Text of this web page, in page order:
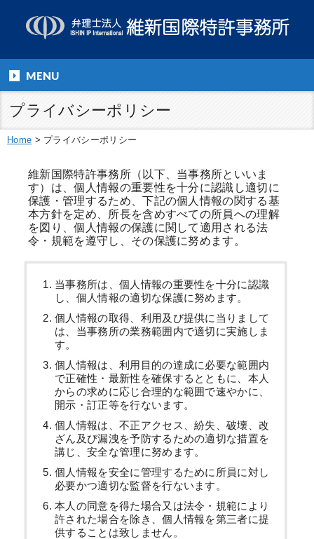
MENU
プライバシーポリシー
Home > プライバシーポリシー
維新国際特許事務所（以下、当事務所といいま
す）は、個人情報の重要性を十分に認識し適切に
保護・管理するため、下記の個人情報の関する基
本方針を定め、所長を含めすべての所員への理解
を図り、個人情報の保護に関して適用される法
令・規範を遵守し、その保護に努めます。
当事務所は、個人情報の重要性を十分に認識
し、個人情報の適切な保護に努めます。
個人情報の取得、利用及び提供に当りまして
は、当事務所の業務範囲内で適切に実施しま
す。
個人情報は、利用目的の達成に必要な範囲内
で正確性・最新性を確保するとともに、本人
からの求めに応じ合理的な範囲で速やかに、
開示・訂正等を行ないます。
個人情報は、不正アクセス、紛失、破壊、改
ざん及び漏洩を予防するための適切な措置を
講じ、安全な管理に努めます。
個人情報を安全に管理するために所員に対し
必要かつ適切な監督を行ないます。
本人の同意を得た場合又は法令・規範により
許された場合を除き、個人情報を第三者に提
供することは致しません。